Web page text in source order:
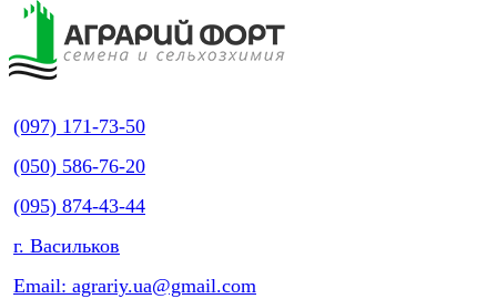
(097) 171-73-50
(050) 586-76-20
(095) 874-43-44
г. Васильков
Email: agrariy.ua@gmail.com